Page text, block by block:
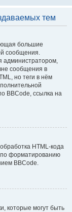
тем
большие
сообщения.
администратором,
сообщения в
но теги в нём
BBCode, ссылка на
HTML-кода
по форматированию
BBCode.
которые могут быть